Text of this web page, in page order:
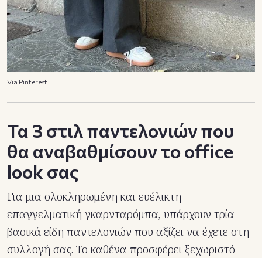
Via Pinterest
Τα 3 στιλ παντελονιών που
θα αναβαθμίσουν το office
look σας
Για μια ολοκληρωμένη και ευέλικτη
επαγγελματική γκαρνταρόμπα, υπάρχουν τρία
βασικά είδη παντελονιών που αξίζει να έχετε στη
συλλογή σας. Το καθένα προσφέρει ξεχωριστό